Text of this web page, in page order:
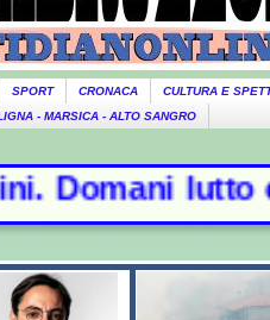
SPORT CRONACA
CULTURA E
- MARSICA - ALTO SANGRO